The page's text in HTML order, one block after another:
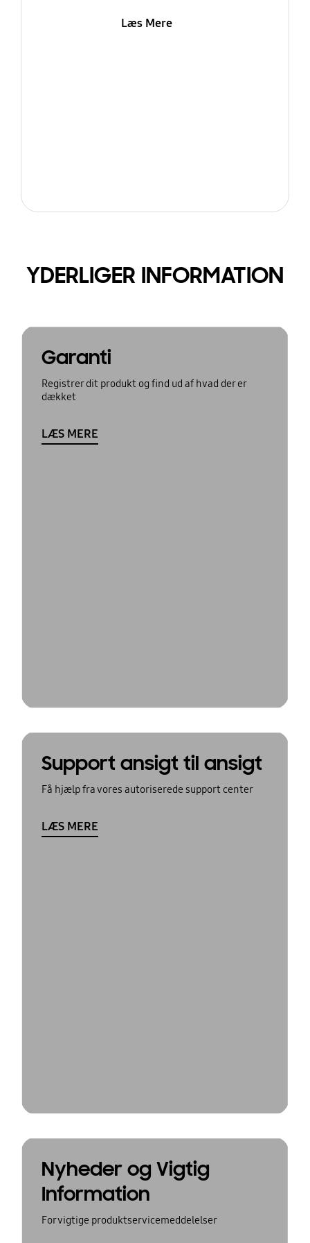
Læs Mere
YDERLIGER INFORMATION
Garanti
Registrer dit produkt og find ud af hvad der er
dækket
LÆS MERE
Support ansigt til ansigt
Få hjælp fra vores autoriserede support center
LÆS MERE
Nyheder og Vigtig
Information
For vigtige produktservicemeddelelser